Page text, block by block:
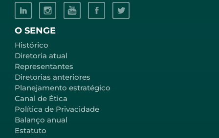
O SENGE
Histórico
Diretoria atual
Representantes
Diretorias anteriores
Planejamento estratégico
Canal de Ética
Política de Privacidade
Balanço anual
Estatuto